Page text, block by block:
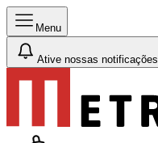
Menu
Ative nossas notificações